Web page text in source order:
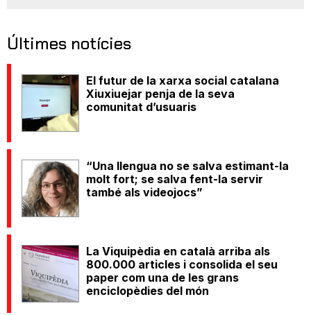
Últimes notícies
El futur de la xarxa social catalana
Xiuxiuejar penja de la seva
comunitat d’usuaris
“Una llengua no se salva estimant-la
molt fort; se salva fent-la servir
també als videojocs”
La Viquipèdia en català arriba als
800.000 articles i consolida el seu
paper com una de les grans
enciclopèdies del món